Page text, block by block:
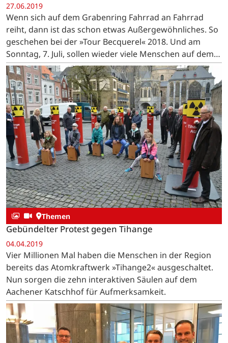
27.06.2019
Wenn sich auf dem Grabenring Fahrrad an Fahrrad
reiht, dann ist das schon etwas Außergewöhnliches. So
geschehen bei der »Tour Becquerel« 2018. Und am
Sonntag, 7. Juli, sollen wieder viele Menschen auf dem
Rad gegen »tihange 2« demonstrieren. …
Themen
Gebündelter Protest gegen Tihange
04.04.2019
Vier Millionen Mal haben die Menschen in der Region
bereits das Atomkraftwerk »Tihange2« ausgeschaltet.
Nun sorgen die zehn interaktiven Säulen auf dem
Aachener Katschhof für Aufmerksamkeit.